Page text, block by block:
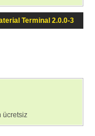
Terminal 2.0.0-3
ücretsiz